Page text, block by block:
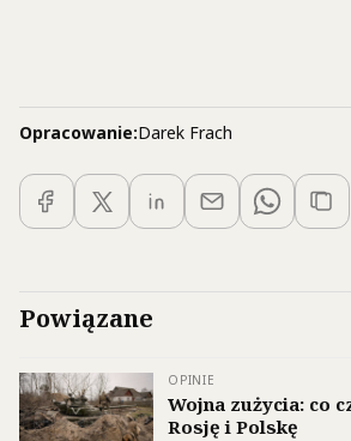
Opracowanie:Darek Frach
Powiązane
OPINIE
Wojna zużycia: co
Rosję i Polskę